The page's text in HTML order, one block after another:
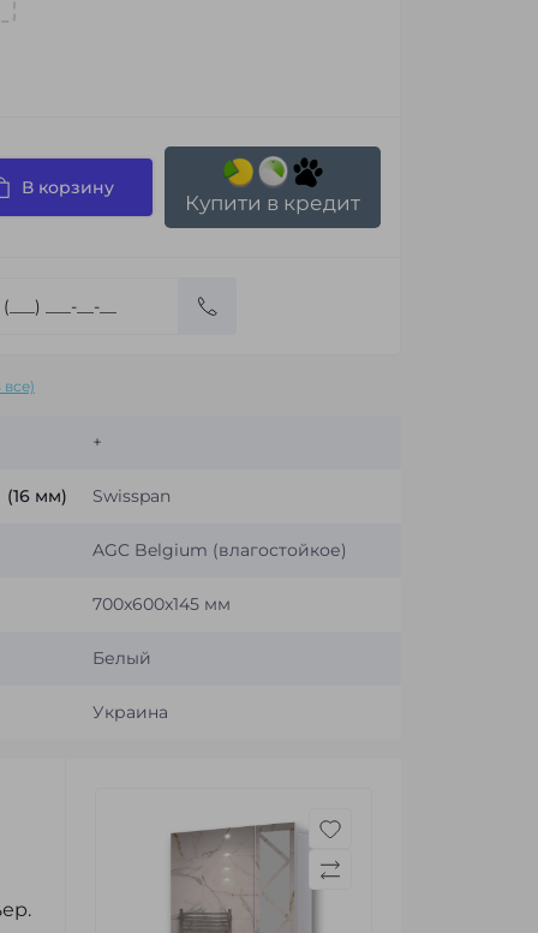
В корзину
Купити в кредит
+
мм) Swisspan
AGC Belgium (влагостойкое)
700x600x145 мм
Белый
Украина